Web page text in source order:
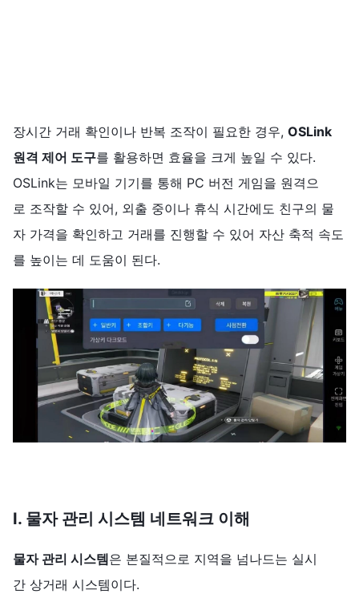
장시간 거래 확인이나 반복 조작이 필요한 경우, OSLink
원격 제어 도구를 활용하면 효율을 크게 높일 수 있다.
OSLink는 모바일 기기를 통해 PC 버전 게임을 원격으
로 조작할 수 있어, 외출 중이나 휴식 시간에도 친구의 물
자 가격을 확인하고 거래를 진행할 수 있어 자산 축적 속도
를 높이는 데 도움이 된다.
I. 물자 관리 시스템 네트워크 이해
물자 관리 시스템은 본질적으로 지역을 넘나드는 실시
간 상거래 시스템이다.